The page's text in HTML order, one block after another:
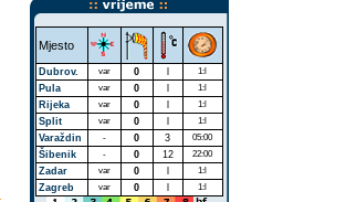
Mjesto
Dubrov. var 0 1:l
Pula var 0 1:l
Rijeka var 0 1:l
Split var 0 1:l
Varaždin - 0 3 05:00
Šibenik - 0 12 22:00
Zadar var 0 1:l
Zagreb var 0 1:l